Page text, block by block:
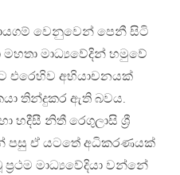
වෙනුවෙන් පෙනී සිටි
මාධ්‍යවේදින් හමුවේ
එරෙහිව අභියාචනයක්
තින්දුකර ඇති බවය.
හදීසී නිතී රෙගුලාසි ශ්‍රී
පසු ඒ යටතේ අධිකරණයක්
මාධ්‍යවේදියා වන්නේ